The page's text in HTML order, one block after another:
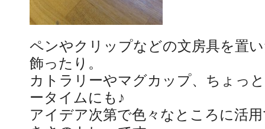
ペンやクリップなどの文房具を置
飾ったり。
カトラリーやマグカップ、ちょっ
ータイムにも♪
アイデア次第で色々なところに活